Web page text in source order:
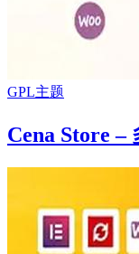
GPL主题
Cena Store –